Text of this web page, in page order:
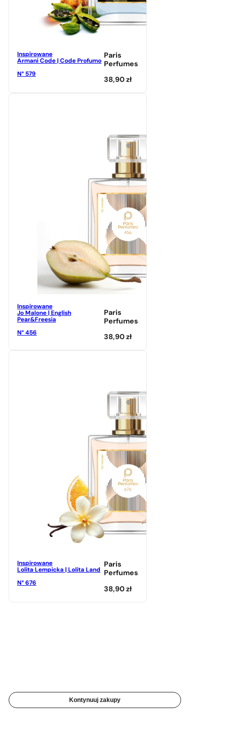
Inspirowane
Armani Code | Code Profumo
N° 579
Paris
Perfumes
38,90zł
Inspirowane
Jo Malone | English
Pear&Freesia
N° 456
Paris
Perfumes
38,90zł
Inspirowane
Lolita Lempicka | Lolita Land
N° 676
Paris
Perfumes
38,90zł
Kontynuuj zakupy